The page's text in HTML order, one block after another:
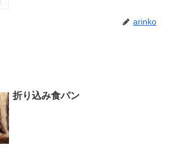
arinko
折り込み食パン